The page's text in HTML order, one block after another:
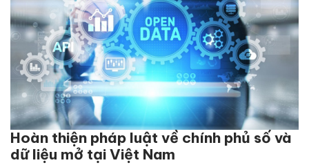
Hoàn thiện pháp luật về chính phủ số và
dữ liệu mở tại Việt Nam